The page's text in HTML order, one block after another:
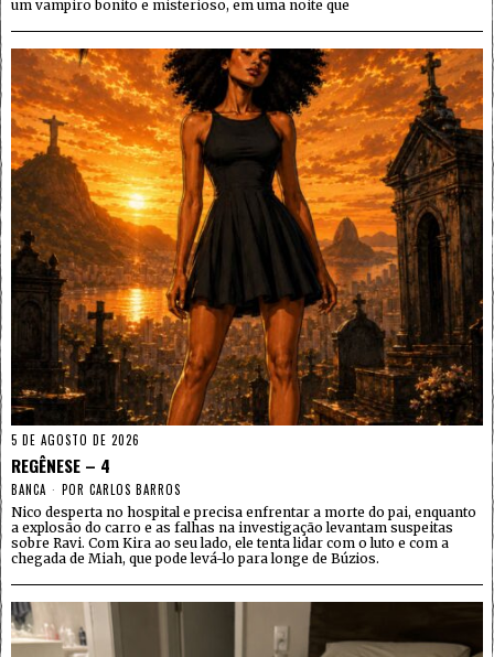
um vampiro bonito e misterioso, em uma noite que
5 DE AGOSTO DE 2026
REGÊNESE – 4
BANCA POR CARLOS BARROS
Nico desperta no hospital e precisa enfrentar a morte do pai, enquanto
a explosão do carro e as falhas na investigação levantam suspeitas
sobre Ravi. Com Kira ao seu lado, ele tenta lidar com o luto e com a
chegada de Miah, que pode levá-lo para longe de Búzios.